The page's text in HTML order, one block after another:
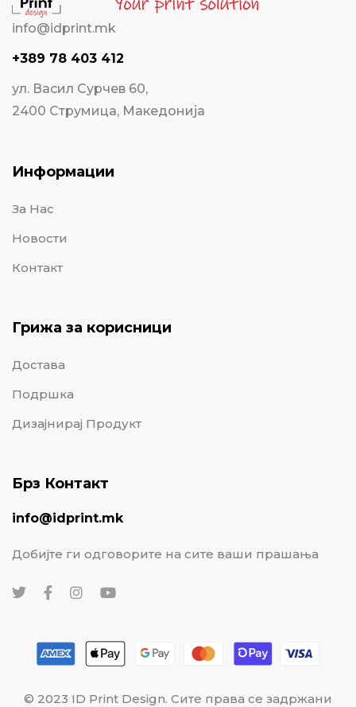
info@idprint.mk
+389 78 403 412
ул. Васил Сурчев 60,
2400 Струмица, Македонија
Информации
За Нас
Новости
Контакт
Грижа за корисници
Достава
Подршка
Дизајнирај Продукт
Брз Контакт
info@idprint.mk
Добијте ги одговорите на сите ваши прашања
© 2023 ID Print Design. Сите права се задржани